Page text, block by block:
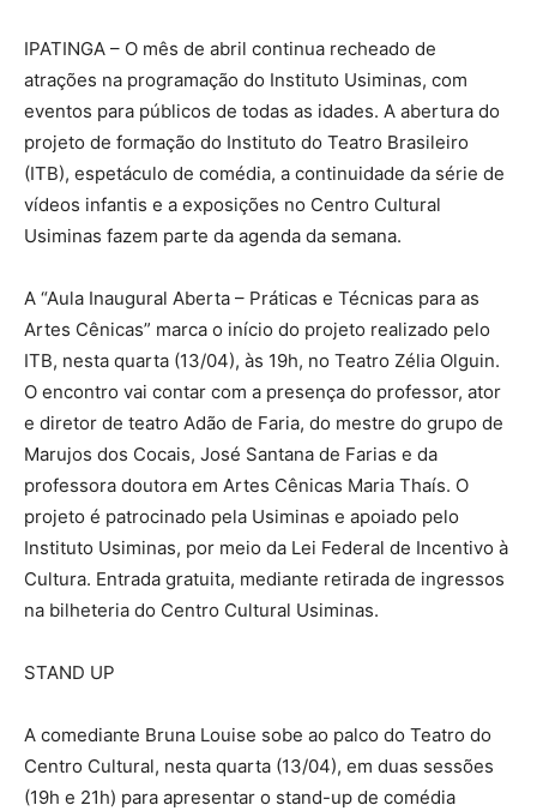
IPATINGA – O mês de abril continua recheado de
atrações na programação do Instituto Usiminas, com
eventos para públicos de todas as idades. A abertura do
projeto de formação do Instituto do Teatro Brasileiro
(ITB), espetáculo de comédia, a continuidade da série de
vídeos infantis e a exposições no Centro Cultural
Usiminas fazem parte da agenda da semana.
A “Aula Inaugural Aberta – Práticas e Técnicas para as
Artes Cênicas” marca o início do projeto realizado pelo
ITB, nesta quarta (13/04), às 19h, no Teatro Zélia Olguin.
O encontro vai contar com a presença do professor, ator
e diretor de teatro Adão de Faria, do mestre do grupo de
Marujos dos Cocais, José Santana de Farias e da
professora doutora em Artes Cênicas Maria Thaís. O
projeto é patrocinado pela Usiminas e apoiado pelo
Instituto Usiminas, por meio da Lei Federal de Incentivo à
Cultura. Entrada gratuita, mediante retirada de ingressos
na bilheteria do Centro Cultural Usiminas.
STAND UP
A comediante Bruna Louise sobe ao palco do Teatro do
Centro Cultural, nesta quarta (13/04), em duas sessões
(19h e 21h) para apresentar o stand-up de comédia